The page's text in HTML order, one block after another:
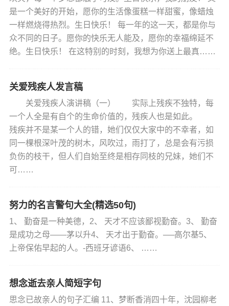
是一个美好的开始，愿你的生活像蛋糕一样甜蜜，像蜡烛
一样燃烧得热烈。生日快乐！ 每一年的这一天，都是你与
众不同的日子。愿你的快乐无人能及，愿你的幸福绵延不
绝。生日快乐！ 在这特别的时刻，我想为你送上最真……
关爱残疾人发言稿
关爱残疾人演讲稿（一） 实际上残疾不独特，每
一个人全是有自个的生命价值的，残疾人也是如此。
残疾并不是某一个人的错，她们仅仅大家中的不幸者，如
同一棵根深叶茂的树木，风吹过，雨打了，总是会有污损
负伤的枝干，但人们自始至终是相存同枝的兄妹，她们不
可……
努力的名言警句大全(精选50句)
1、 勤奋是一种美德，2、 天才不应该鄙视勤奋。3、 勤奋
是成功之母——茅以升4、 天才出于勤奋。──高尔基5、
上帝保佑早起的人。-西班牙谚语6、 ……
想念逝去亲人简短字句
思念已故亲人的句子汇编 11、梦断香消四十年，沈园柳老